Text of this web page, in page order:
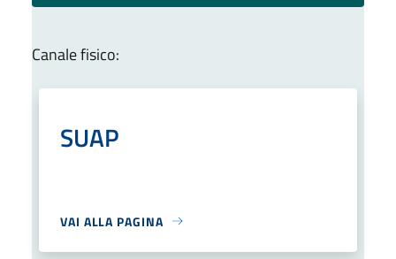
Canale fisico:
SUAP
VAI ALLA PAGINA